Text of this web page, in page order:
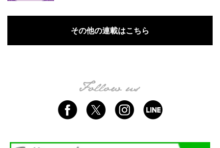
その他の連載はこちら